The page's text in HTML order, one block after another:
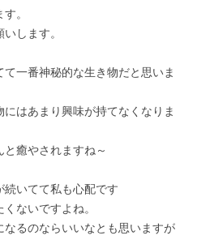
。
します。
一番神秘的な生き物だと思いま
はあまり興味が持てなくなりま
癒やされますね～
続いてて私も心配です
ないですよね。
るのならいいなとも思いますが